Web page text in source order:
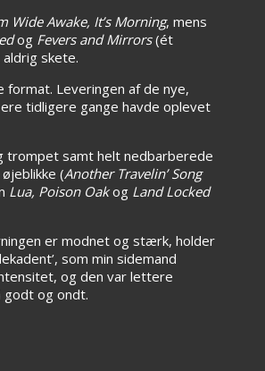
Wide Awake, It’s Morning, mens
og Fevers and Mirrors(ét
skete.
Leveringen af de nye,
tidligere gange havde oplevet
trompet samt helt nedbarberede
(Another Travelin’ Song
Lua, Poison Oakog Land Locked
er modnet og stærk, holder
som min sidemand
og den var lettere
og ondt.